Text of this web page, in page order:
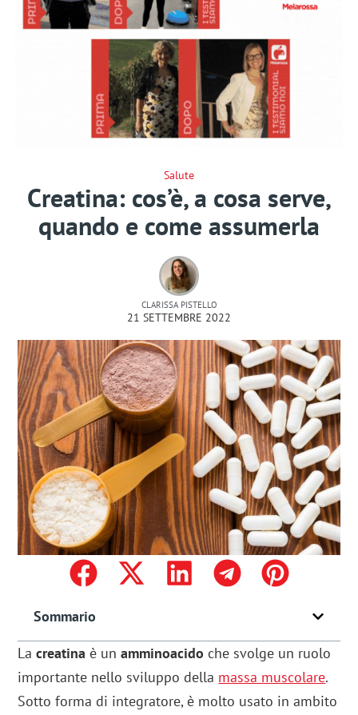
Salute
Creatina: cos’è, a cosa serve,
quando e come assumerla
CLARISSA PISTELLO
21 SETTEMBRE 2022
Sommario
Lacreatina è unamminoacido che svolge un ruolo
importante nello sviluppo della massa muscolare.
Sotto forma di integratore, è molto usato in ambito